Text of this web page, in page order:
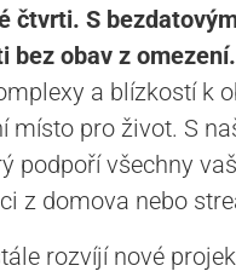
čtvrti. S
bez obav z omezení.
a blízkostí k
místo pro život. S
podpoří všechny
z domova nebo
rozvíjí nové